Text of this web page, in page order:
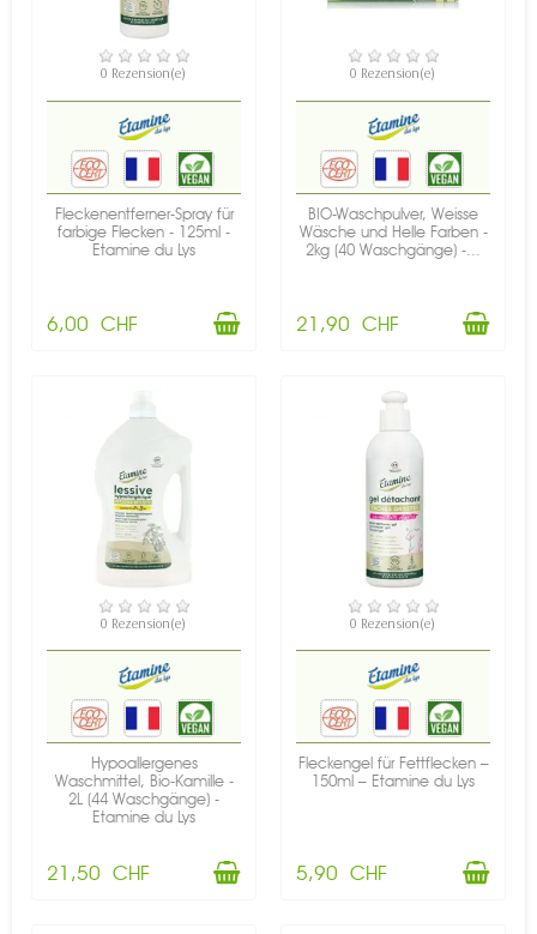
VERFÜGBAR
0 Rezension(e)
Fleckenentferner-Spray für
farbige Flecken - 125ml -
Etamine du Lys
6,00 CHF
VERFÜGBAR
0 Rezension(e)
BIO-Waschpulver, Weisse
Wäsche und Helle Farben -
2kg (40 Waschgänge) -...
21,90 CHF
VERFÜGBAR
0 Rezension(e)
Hypoallergenes
Waschmittel, Bio-Kamille -
2L (44 Waschgänge) -
Etamine du Lys
21,50 CHF
VERFÜGBAR
0 Rezension(e)
Fleckengel für Fettflecken –
150ml – Etamine du Lys
5,90 CHF